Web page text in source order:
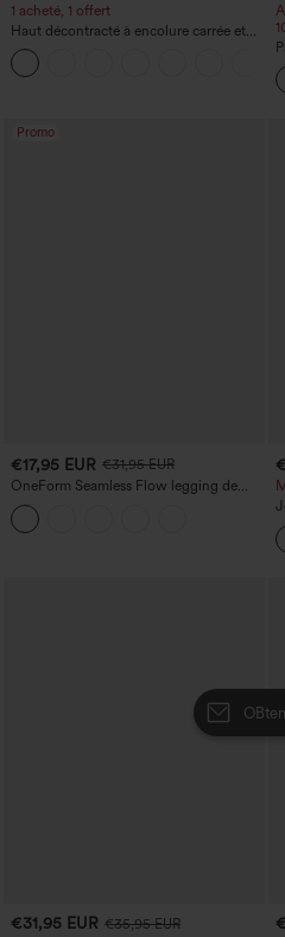
1 acheté, 1 offert
Haut décontracté à encolure carrée et
manches courtes
Promo
€17,95 EUR €31,95 EUR
OneForm Seamless Flow legging de
yoga taille haute, gainant pour le ventre
et effet rehausseur de fesses
€31,95 EUR €35,95 EUR